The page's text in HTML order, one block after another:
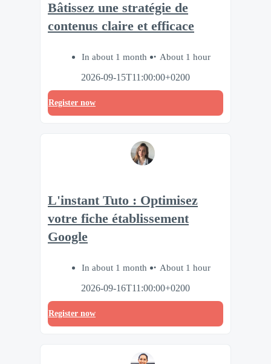
Bâtissez une stratégie de
contenus claire et efficace
In about 1 month
About 1 hour
2026-09-15T11:00:00+0200
Register now
L'instant Tuto : Optimisez
votre fiche établissement
Google
In about 1 month
About 1 hour
2026-09-16T11:00:00+0200
Register now